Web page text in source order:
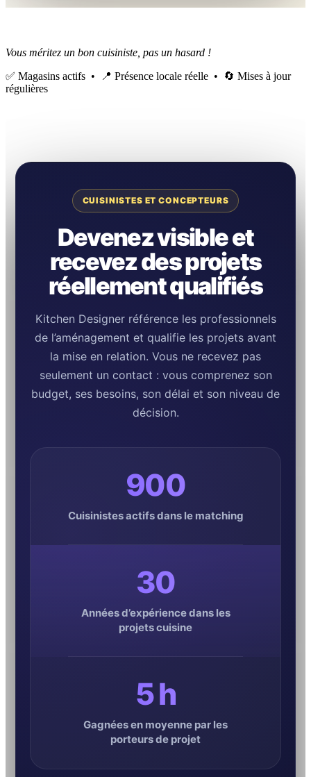
Vous méritez un bon cuisiniste, pas un hasard !
✅ Magasins actifs • 📍 Présence locale réelle • 🔄 Mises à jour
régulières
CUISINISTES ET CONCEPTEURS
Devenez visible et
recevez des projets
réellement qualifiés
Kitchen Designer référence les professionnels
de l’aménagement et qualifie les projets avant
la mise en relation. Vous ne recevez pas
seulement un contact : vous comprenez son
budget, ses besoins, son délai et son niveau de
décision.
900
Cuisinistes actifs dans le matching
30
Années d’expérience dans les
projets cuisine
5 h
Gagnées en moyenne par les
porteurs de projet